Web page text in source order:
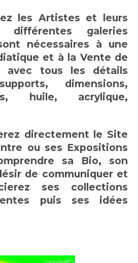
les Artistes et leurs
différentes galeries
nécessaires à une
et à la Vente de
avec tous les détails
dimensions,
huile, acrylique,
directement le Site
ou ses Expositions
sa Bio, son
de communiquer et
ses collections
puis ses idées